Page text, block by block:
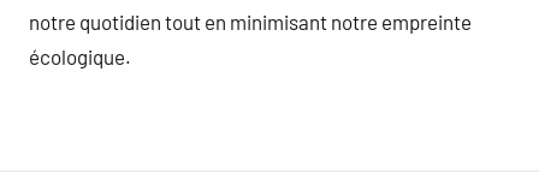
notre quotidien tout en minimisant notre empreinte
écologique.